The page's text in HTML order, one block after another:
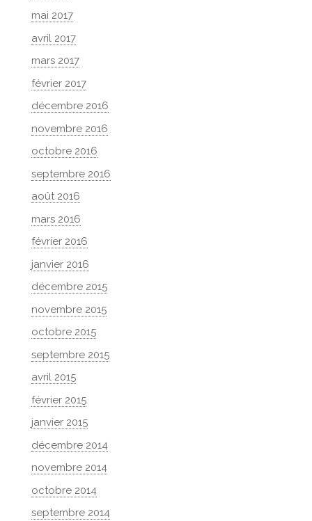
mai 2017
avril 2017
mars 2017
février 2017
décembre 2016
novembre 2016
octobre 2016
septembre 2016
août 2016
mars 2016
février 2016
janvier 2016
décembre 2015
novembre 2015
octobre 2015
septembre 2015
avril 2015
février 2015
janvier 2015
décembre 2014
novembre 2014
octobre 2014
septembre 2014